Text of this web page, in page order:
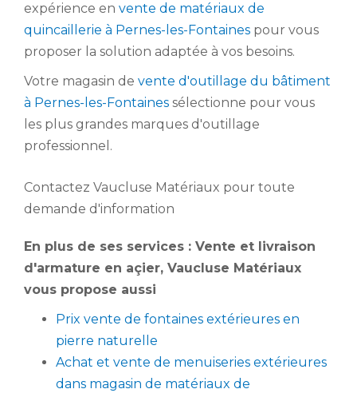
expérience en vente de matériaux de
quincaillerie à Pernes-les-Fontaines pour vous
proposer la solution adaptée à vos besoins.
Votre magasin de vente d'outillage du bâtiment
à Pernes-les-Fontaines sélectionne pour vous
les plus grandes marques d'outillage
professionnel.
Contactez Vaucluse Matériaux pour toute
demande d'information
En plus de ses services : Vente et livraison
d'armature en açier, Vaucluse Matériaux
vous propose aussi
Prix vente de fontaines extérieures en
pierre naturelle
Achat et vente de menuiseries extérieures
dans magasin de matériaux de